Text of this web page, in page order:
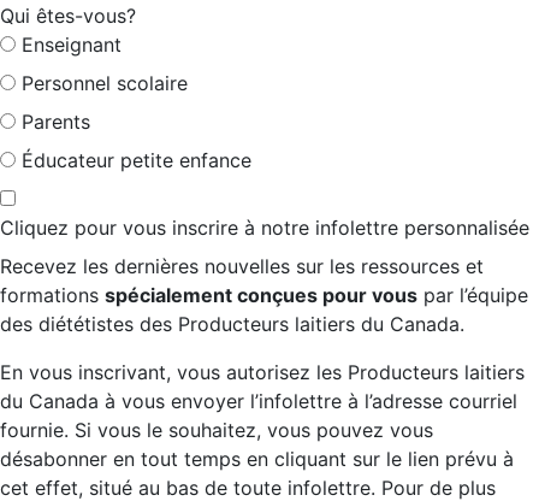
Qui êtes-vous?
Enseignant
Personnel scolaire
Parents
Éducateur petite enfance
Cliquez pour vous inscrire à notre infolettre personnalisée
Recevez les dernières nouvelles sur les ressources et
formations spécialement conçues pour vous par l’équipe
des diététistes des Producteurs laitiers du Canada.
En vous inscrivant, vous autorisez les Producteurs laitiers
du Canada à vous envoyer l’infolettre à l’adresse courriel
fournie. Si vous le souhaitez, vous pouvez vous
désabonner en tout temps en cliquant sur le lien prévu à
cet effet, situé au bas de toute infolettre. Pour de plus